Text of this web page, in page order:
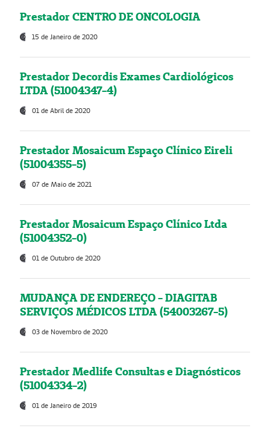
Prestador CENTRO DE ONCOLOGIA
15 de Janeiro de 2020
Prestador Decordis Exames Cardiológicos
LTDA (51004347-4)
01 de Abril de 2020
Prestador Mosaicum Espaço Clínico Eireli
(51004355-5)
07 de Maio de 2021
Prestador Mosaicum Espaço Clínico Ltda
(51004352-0)
01 de Outubro de 2020
MUDANÇA DE ENDEREÇO - DIAGITAB
SERVIÇOS MÉDICOS LTDA (54003267-5)
03 de Novembro de 2020
Prestador Medlife Consultas e Diagnósticos
(51004334-2)
01 de Janeiro de 2019